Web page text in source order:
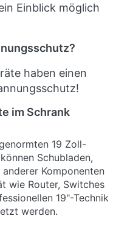
Einblick möglich
haben einen
im Schrank
19 Zoll-
Schubladen,
Komponenten
wie Router, Switches
19"-Technik
werden.